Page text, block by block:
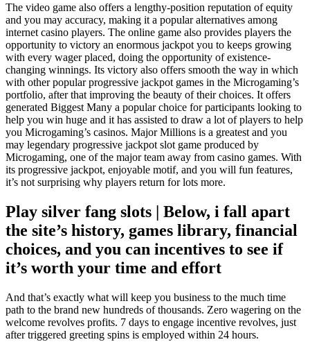
The video game also offers a lengthy-position reputation of equity
and you may accuracy, making it a popular alternatives among
internet casino players. The online game also provides players the
opportunity to victory an enormous jackpot you to keeps growing
with every wager placed, doing the opportunity of existence-
changing winnings. Its victory also offers smooth the way in which
with other popular progressive jackpot games in the Microgaming’s
portfolio, after that improving the beauty of their choices. It offers
generated Biggest Many a popular choice for participants looking to
help you win huge and it has assisted to draw a lot of players to help
you Microgaming’s casinos. Major Millions is a greatest and you
may legendary progressive jackpot slot game produced by
Microgaming, one of the major team away from casino games. With
its progressive jackpot, enjoyable motif, and you will fun features,
it’s not surprising why players return for lots more.
Play silver fang slots | Below, i fall apart
the site’s history, games library, financial
choices, and you can incentives to see if
it’s worth your time and effort
And that’s exactly what will keep you business to the much time
path to the brand new hundreds of thousands. Zero wagering on the
welcome revolves profits. 7 days to engage incentive revolves, just
after triggered greeting spins is employed within 24 hours.